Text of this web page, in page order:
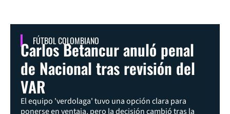
FÚTBOL COLOMBIANO
Carlos Betancur anuló penal
de Nacional tras revisión del
VAR
El equipo 'verdolaga' tuvo una opción clara para
ponerse en ventaja, pero la decisión cambió tras la